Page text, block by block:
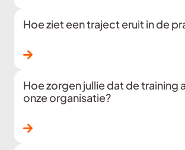
Hoe ziet een traject eruit in de
Lees verder
Hoe zorgen jullie dat de training
onze organisatie?
Lees verder